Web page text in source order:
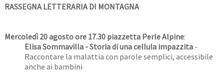
RASSEGNALETTERARIADI MONTAGNA
Mercoledì 20 agosto ore 17.30 piazzetta Perle Alpine:
Elisa Sommavilla - Storia di una cellula impazzita-
Raccontare la malattia con parole semplici, accessibile
anche ai bambini